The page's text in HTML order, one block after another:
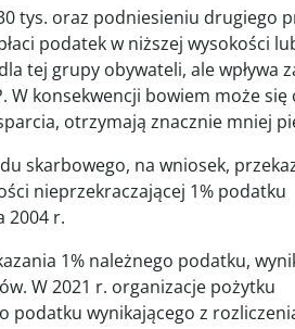
tys. oraz podniesieniu drugiego
podatek w niższej wysokości
tej grupy obywateli, ale wpływa
konsekwencji bowiem może się
otrzymają znacznie mniej
skarbowego, na wniosek,
nieprzekraczającej 1% podatku
2004 r.
1% należnego podatku,
W 2021 r. organizacje pożytku
podatku wynikającego z